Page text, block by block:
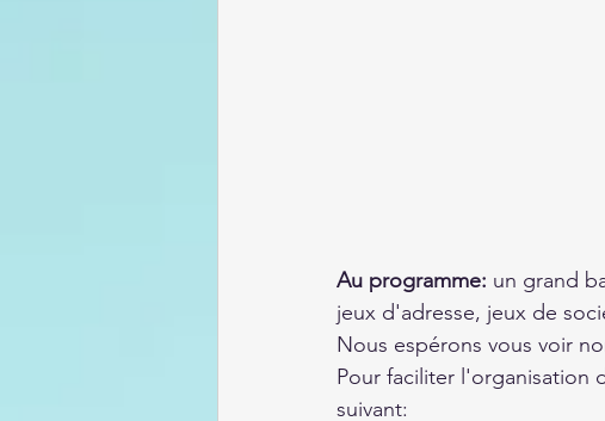
Au programme: un grand
jeux d'adresse, jeux de
Nous espérons vous voir
Pour faciliter l'organisation
suivant: